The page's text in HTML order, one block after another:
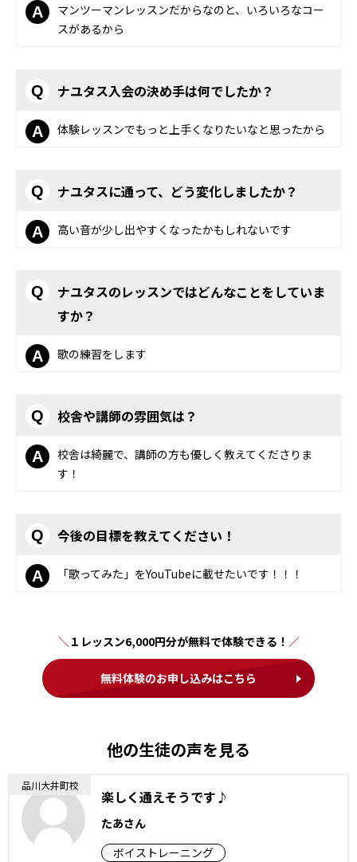
A
マンツーマンレッスンだからなのと、いろいろなコー
スがあるから
Q ナユタス入会の決め手は何でしたか？
A 体験レッスンでもっと上手くなりたいなと思ったから
Q ナユタスに通って、どう変化しましたか？
A 高い音が少し出やすくなったかもしれないです
Q
ナユタスのレッスンではどんなことをしていま
すか？
A 歌の練習をします
Q 校舎や講師の雰囲気は？
A
校舎は綺麗で、講師の方も優しく教えてくださりま
す！
Q 今後の目標を教えてください！
A 「歌ってみた」をYouTubeに載せたいです！！！
１レッスン6,000円分が無料で体験できる！
無料体験のお申し込みはこちら
他の生徒の声を見る
品川大井町校
楽しく通えそうです♪
たあさん
ボイストレーニング